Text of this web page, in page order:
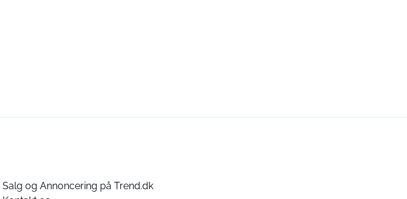
Salg og Annoncering på Trend.dk